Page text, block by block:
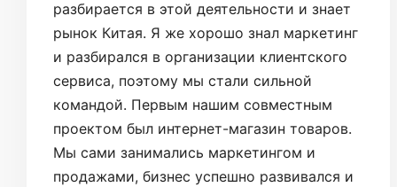
разбирается в этой деятельности и знает
рынок Китая. Я же хорошо знал маркетинг
и разбирался в организации клиентского
сервиса, поэтому мы стали сильной
командой. Первым нашим совместным
проектом был интернет-магазин товаров.
Мы сами занимались маркетингом и
продажами, бизнес успешно развивался и